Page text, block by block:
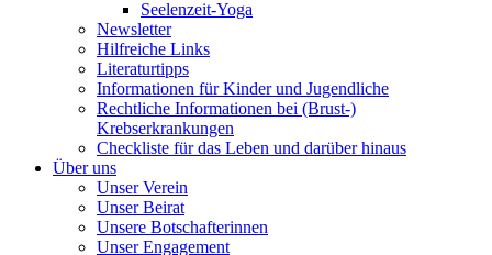
Seelenzeit-Yoga
Newsletter
Hilfreiche Links
Literaturtipps
Informationen für Kinder und Jugendliche
Rechtliche Informationen bei (Brust-)
Krebserkrankungen
Checkliste für das Leben und darüber hinaus
Über uns
Unser Verein
Unser Beirat
Unsere Botschafterinnen
Unser Engagement